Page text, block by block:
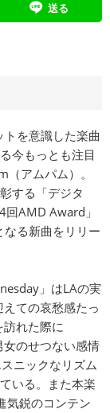
送る
を意識した楽曲
今もっとも注目
アムパム）。
する「デジタ
AMD Award」
る新曲をリリー
」はLAの実
ての哀愁感たっ
れた際に
のせつない感情
ニックなリズム
いる。また本楽
気鋭のコンテン